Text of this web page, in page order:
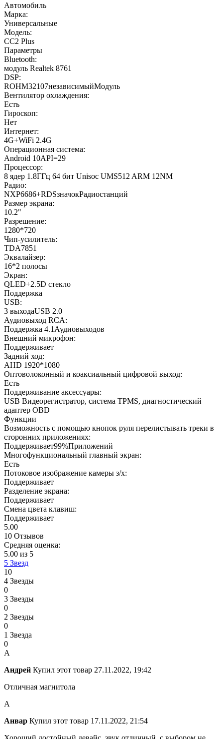
Автомобиль
Марка:
Универсальные
Модель:
CC2 Plus
Параметры
Bluetooth:
модуль Realtek 8761
DSP:
ROHM32107независимыйМодуль
Вентилятор охлаждения:
Есть
Гироскоп:
Нет
Интернет:
4G+WiFi 2.4G
Операционная система:
Android 10API=29
Процессор:
8 ядер 1.8ГГц 64 бит Unisoc UMS512 ARM 12NM
Радио:
NXP6686+RDSзначокРадиостанций
Размер экрана:
10.2"
Разрешение:
1280*720
Чип-усилитель:
TDA7851
Эквалайзер:
16*2 полосы
Экран:
QLED+2.5D стекло
Поддержка
USB:
3 выходаUSB 2.0
Аудиовыход RCA:
Поддержка 4.1Аудиовыходов
Внешний микрофон:
Поддерживает
Задний ход:
AHD 1920*1080
Оптоволоконный и коаксиальный цифровой выход:
Есть
Поддерживание аксессуары:
USB Видеорегистратор, система TPMS, диагностический
адаптер OBD
Функции
Возможность с помощью кнопок руля перелистывать треки в
сторонних приложениях:
Поддерживает99%Приложений
Многофункциональный главный экран:
Есть
Потоковое изображение камеры з/х:
Поддерживает
Разделение экрана:
Поддерживает
Смена цвета клавиш:
Поддерживает
5.00
10 Отзывов
Средняя оценка:
5.00 из 5
5 Звезд
10
4 Звезды
0
3 Звезды
0
2 Звезды
0
1 Звезда
0
А
Андрей Купил этот товар 27.11.2022, 19:42
Отличная магнитола
А
Анвар Купил этот товар 17.11.2022, 21:54